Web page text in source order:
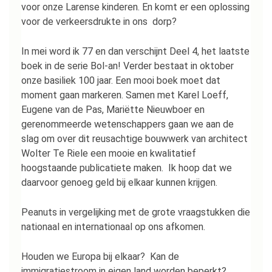
voor onze Larense kinderen. En komt er een oplossing
voor de verkeersdrukte in ons dorp?
In mei word ik 77 en dan verschijnt Deel 4, het laatste
boek in de serie Bol-an! Verder bestaat in oktober
onze basiliek 100 jaar. Een mooi boek moet dat
moment gaan markeren. Samen met Karel Loeff,
Eugene van de Pas, Mariëtte Nieuwboer en
gerenommeerde wetenschappers gaan we aan de
slag om over dit reusachtige bouwwerk van architect
Wolter Te Riele een mooie en kwalitatief
hoogstaande publicatiete maken. Ik hoop dat we
daarvoor genoeg geld bij elkaar kunnen krijgen.
Peanuts in vergelijking met de grote vraagstukken die
nationaal en internationaal op ons afkomen.
Houden we Europa bij elkaar? Kan de